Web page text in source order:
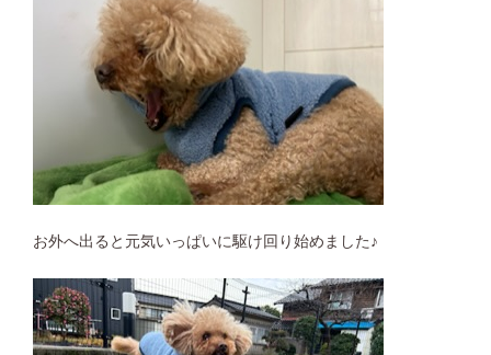
お外へ出ると元気いっぱいに駆け回り始めました♪